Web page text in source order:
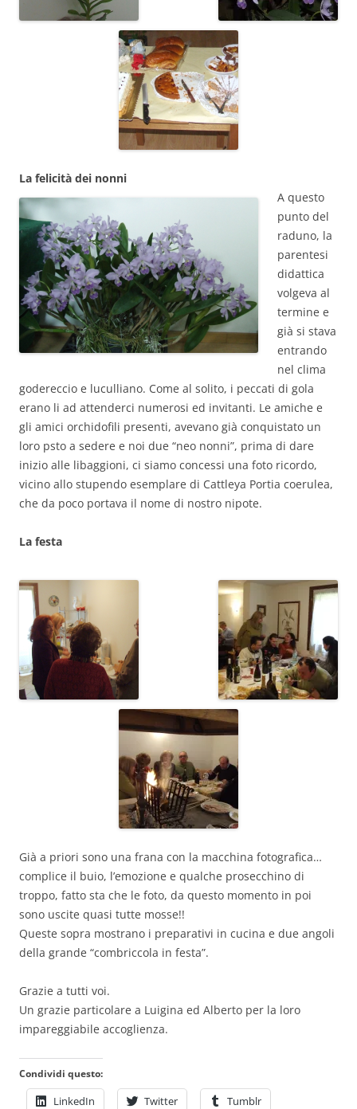
La felicità dei nonni
A questo
punto del
raduno, la
parentesi
didattica
volgeva al
termine e
già si stava
entrando
nel clima
godereccio e luculliano. Come al solito, i peccati di gola
erano li ad attenderci numerosi ed invitanti. Le amiche e
gli amici orchidofili presenti, avevano già conquistato un
loro psto a sedere e noi due “neo nonni”, prima di dare
inizio alle libaggioni, ci siamo concessi una foto ricordo,
vicino allo stupendo esemplare di Cattleya Portia coerulea,
che da poco portava il nome di nostro nipote.
La festa
Già a priori sono una frana con la macchina fotografica…
complice il buio, l’emozione e qualche prosecchino di
troppo, fatto sta che le foto, da questo momento in poi
sono uscite quasi tutte mosse!!
Queste sopra mostrano i preparativi in cucina e due angoli
della grande “combriccola in festa”.
Grazie a tutti voi.
Un grazie particolare a Luigina ed Alberto per la loro
impareggiabile accoglienza.
Condividi questo:
LinkedIn Twitter Tumblr